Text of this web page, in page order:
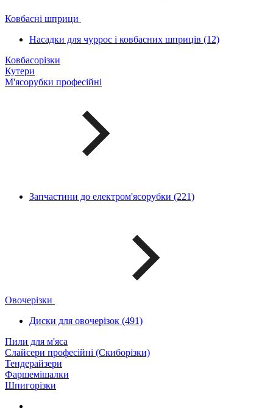
Ковбасні шприци
Насадки для чуррос і ковбасних шприців (12)
Ковбасорізки
Кутери
М'ясорубки професійні
Запчастини до електром'ясорубки (221)
Овочерізки
Диски для овочерізок (491)
Пили для м'яса
Слайсери професійні (Скиборізки)
Тендерайзери
Фаршемішалки
Шпигорізки